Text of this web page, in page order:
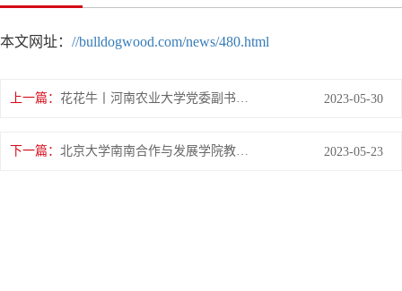
本文网址： //bulldogwood.com/news/480.html
上一篇： 2023-05-30
下一篇： 2023-05-23